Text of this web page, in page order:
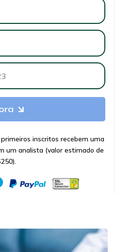
inscritos recebem uma
um analista (valor estimado de